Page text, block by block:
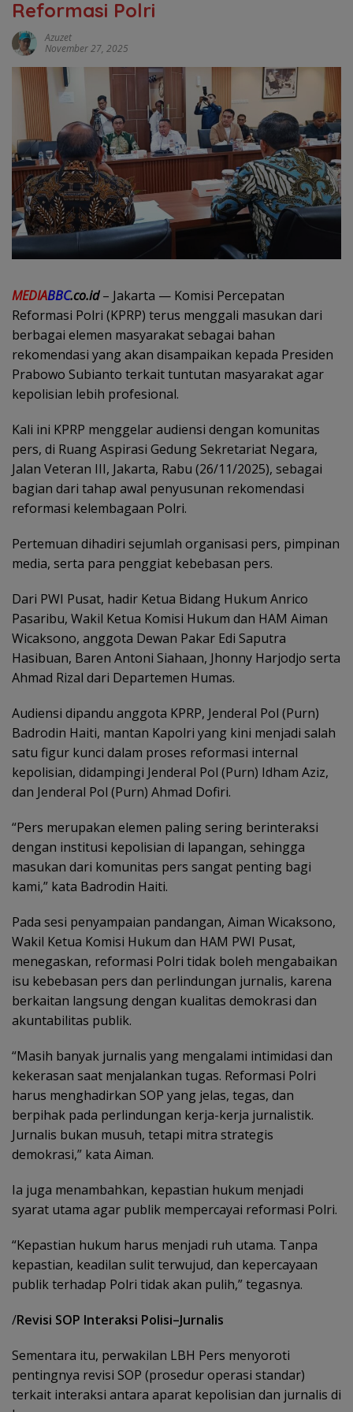
Reformasi Polri
Azuzet
November 27, 2025
MEDIABBC.co.id– Jakarta — Komisi Percepatan
Reformasi Polri (KPRP) terus menggali masukan dari
berbagai elemen masyarakat sebagai bahan
rekomendasi yang akan disampaikan kepada Presiden
Prabowo Subianto terkait tuntutan masyarakat agar
kepolisian lebih profesional.
Kali ini KPRP menggelar audiensi dengan komunitas
pers, di Ruang Aspirasi Gedung Sekretariat Negara,
Jalan Veteran III, Jakarta, Rabu (26/11/2025), sebagai
bagian dari tahap awal penyusunan rekomendasi
reformasi kelembagaan Polri.
Pertemuan dihadiri sejumlah organisasi pers, pimpinan
media, serta para penggiat kebebasan pers.
Dari PWI Pusat, hadir Ketua Bidang Hukum Anrico
Pasaribu, Wakil Ketua Komisi Hukum dan HAM Aiman
Wicaksono, anggota Dewan Pakar Edi Saputra
Hasibuan, Baren Antoni Siahaan, Jhonny Harjodjo serta
Ahmad Rizal dari Departemen Humas.
Audiensi dipandu anggota KPRP, Jenderal Pol (Purn)
Badrodin Haiti, mantan Kapolri yang kini menjadi salah
satu figur kunci dalam proses reformasi internal
kepolisian, didampingi Jenderal Pol (Purn) Idham Aziz,
dan Jenderal Pol (Purn) Ahmad Dofiri.
“Pers merupakan elemen paling sering berinteraksi
dengan institusi kepolisian di lapangan, sehingga
masukan dari komunitas pers sangat penting bagi
kami,” kata Badrodin Haiti.
Pada sesi penyampaian pandangan, Aiman Wicaksono,
Wakil Ketua Komisi Hukum dan HAM PWI Pusat,
menegaskan, reformasi Polri tidak boleh mengabaikan
isu kebebasan pers dan perlindungan jurnalis, karena
berkaitan langsung dengan kualitas demokrasi dan
akuntabilitas publik.
“Masih banyak jurnalis yang mengalami intimidasi dan
kekerasan saat menjalankan tugas. Reformasi Polri
harus menghadirkan SOP yang jelas, tegas, dan
berpihak pada perlindungan kerja-kerja jurnalistik.
Jurnalis bukan musuh, tetapi mitra strategis
demokrasi,” kata Aiman.
Ia juga menambahkan, kepastian hukum menjadi
syarat utama agar publik mempercayai reformasi Polri.
“Kepastian hukum harus menjadi ruh utama. Tanpa
kepastian, keadilan sulit terwujud, dan kepercayaan
publik terhadap Polri tidak akan pulih,” tegasnya.
/Revisi SOP Interaksi Polisi–Jurnalis
Sementara itu, perwakilan LBH Pers menyoroti
pentingnya revisi SOP (prosedur operasi standar)
terkait interaksi antara aparat kepolisian dan jurnalis di